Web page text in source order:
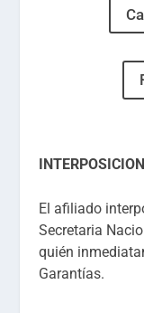
El afiliado
Secretaria
quién
Garantías.